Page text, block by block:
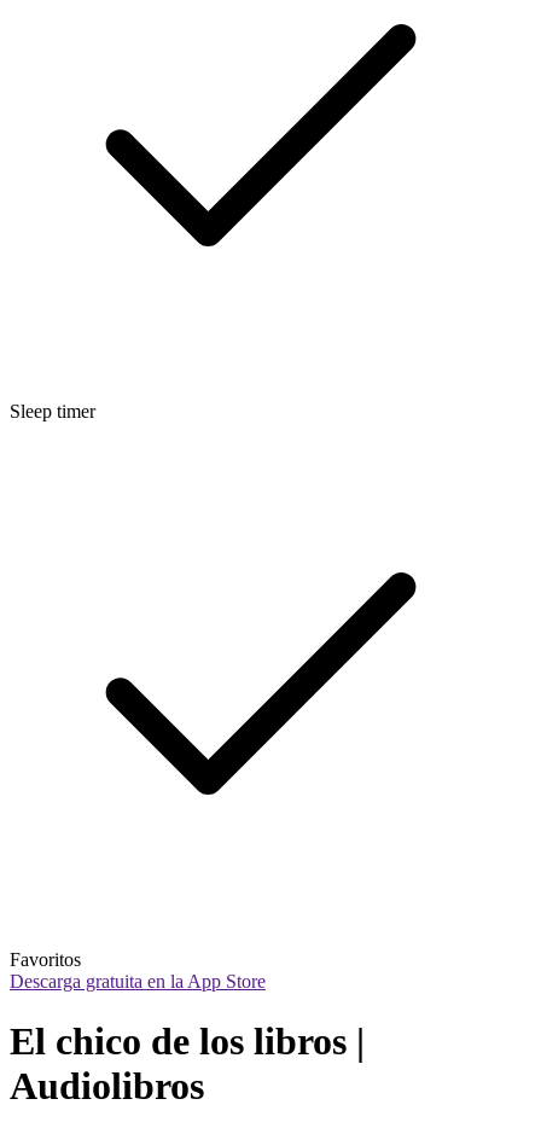
Sleep timer
Favoritos
Descarga gratuita en la App Store
El chico de los libros |
Audiolibros